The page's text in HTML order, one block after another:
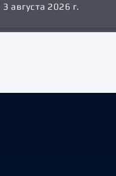
3 августа 2026 г.